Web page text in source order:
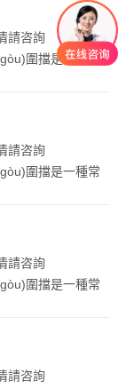
請咨詢
圍擋是一種常
請咨詢
圍擋是一種常
請咨詢
圍擋是一種常
請咨詢